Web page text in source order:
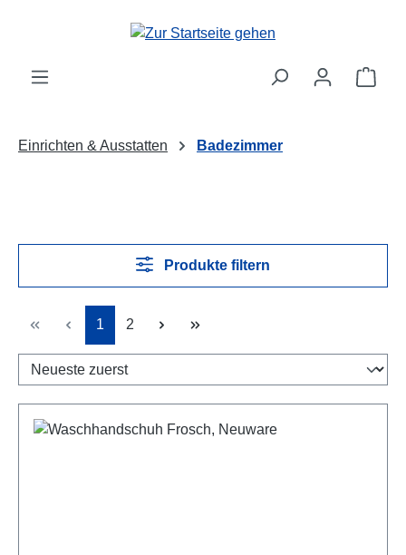
Zum Hauptinhalt springen
Einrichten & Ausstatten Badezimmer
Produkte filtern
Seite
1 Seite
2